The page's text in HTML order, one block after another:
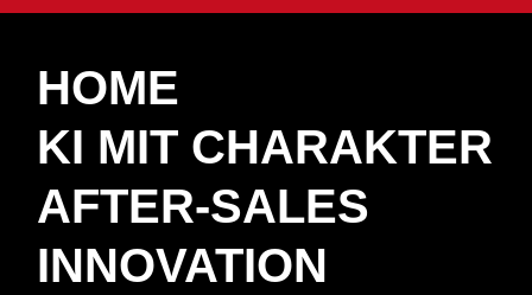
HOME
KI MIT CHARAKTER
AFTER-SALES
INNOVATION